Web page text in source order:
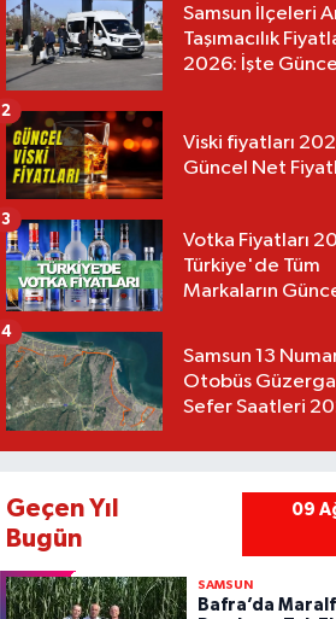
Samsun İlçeleri
Taşımacılık
2026: İşte Güncel
Viski fiyatları
Güncel Net
2
Votka Fiyatları
Türkiye'de Tüm
Markaların
3
Samsun 13
Otobüs
Sefer Saatleri
4
Geçen Yıl
Bugün
09
SAMSUN
Bafra’da